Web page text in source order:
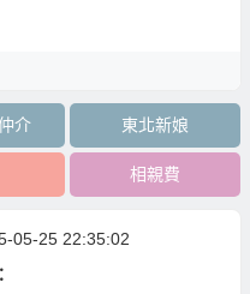
介 東北新娘
相親費
05-25 22:35:02